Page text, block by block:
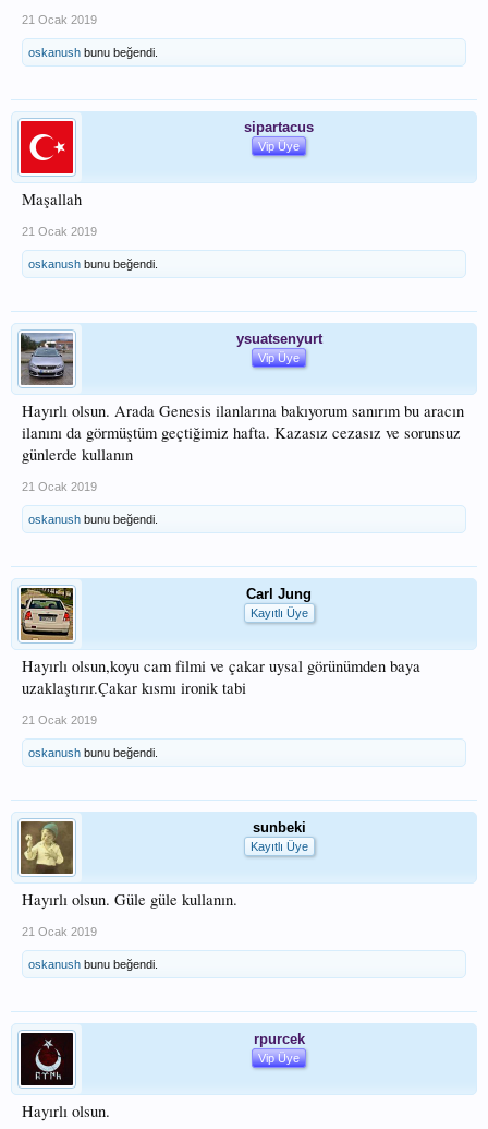
21 Ocak 2019
oskanush bunu beğendi.
sipartacus
Vip Üye
Maşallah
21 Ocak 2019
oskanush bunu beğendi.
ysuatsenyurt
Vip Üye
Hayırlı olsun. Arada Genesis ilanlarına bakıyorum sanırım bu aracın
ilanını da görmüştüm geçtiğimiz hafta. Kazasız cezasız ve sorunsuz
günlerde kullanın
21 Ocak 2019
oskanush bunu beğendi.
Carl Jung
Kayıtlı Üye
Hayırlı olsun,koyu cam filmi ve çakar uysal görünümden baya
uzaklaştırır.Çakar kısmı ironik tabi
21 Ocak 2019
oskanush bunu beğendi.
sunbeki
Kayıtlı Üye
Hayırlı olsun. Güle güle kullanın.
21 Ocak 2019
oskanush bunu beğendi.
rpurcek
Vip Üye
Hayırlı olsun.